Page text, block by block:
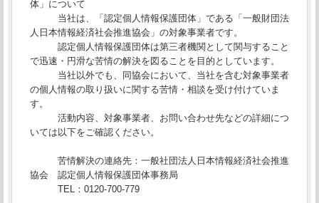
体」について
当社は、「認定個人情報保護団体」である「一般財団法
人日本情報経済社会推進協会」の対象事業者です。
認定個人情報保護団体は第三者機関として関与すること
で迅速・円滑な苦情の解決を図ることを目的としています。
当社以外でも、同協会において、当社を含む対象事業者
の個人情報の取り扱いに関する苦情・相談を受け付けていま
す。
活動内容、対象事業者、お問い合わせ先などの詳細につ
いては以下をご確認ください。
苦情解決の連絡先：一般社団法人日本情報経済社会推進
協会 認定個人情報保護団体事務局
TEL：0120-700-779